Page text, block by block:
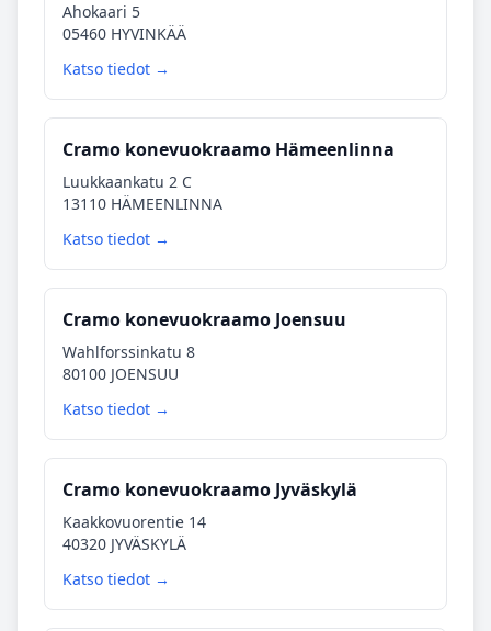
Ahokaari 5
05460 HYVINKÄÄ
Katso tiedot →
Cramo konevuokraamo Hämeenlinna
Luukkaankatu 2 C
13110 HÄMEENLINNA
Katso tiedot →
Cramo konevuokraamo Joensuu
Wahlforssinkatu 8
80100 JOENSUU
Katso tiedot →
Cramo konevuokraamo Jyväskylä
Kaakkovuorentie 14
40320 JYVÄSKYLÄ
Katso tiedot →